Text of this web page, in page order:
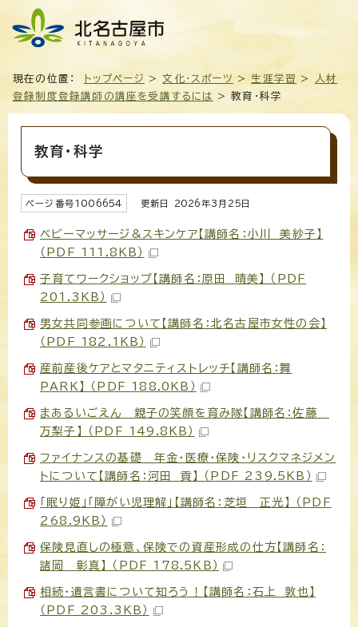
現在の位置： トップページ >文化・スポーツ >生涯学習 >
人材
登録制度登録講師の講座を受講するには
> 教育・科学
教育・科学
ページ番号1006654 更新日 2026年3月 25 日
ベビーマッサージ&スキンケア【講師名：小川 美紗子】
（PDF 111.8KB）
子育てワークショップ【講師名：原田 晴美】 （PDF
201.3KB）
男女共同参画について【講師名：北名古屋市女性の会】
（PDF 182.1KB）
産前産後ケアとマタニティストレッチ【講師名：舞
PARK】 （PDF 188.0KB）
まあるいごえん 親子の笑顔を育み隊【講師名：佐藤
万梨子】 （PDF 149.8KB）
ファイナンスの基礎 年金・医療・保険・リスクマネジメン
トについて【講師名：河田 貢】 （PDF 239.5KB）
「眠り姫」「障がい児理解」【講師名：芝垣 正光】 （PDF
268.9KB）
保険見直しの極意、保険での資産形成の仕方【講師名：
諸岡 彰真】 （PDF 178.5KB）
相続・遺言書について知ろう！【講師名：石上 敦也】
（PDF 203.3KB）